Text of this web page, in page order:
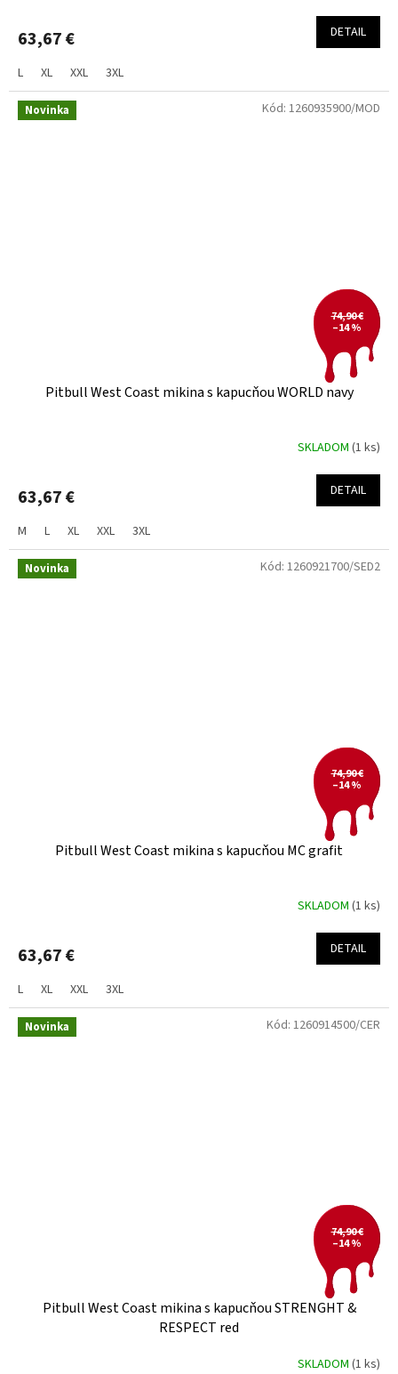
63,67 € DETAIL
L XL XXL 3XL
Novinka
74,90 €
–14 %
Pitbull West Coast mikina s kapucňou WORLD navy
SKLADOM (1 ks)
63,67 € DETAIL
M L XL XXL 3XL
Kód: 1260935900/MOD
Novinka
74,90 €
–14 %
Pitbull West Coast mikina s kapucňou MC grafit
SKLADOM (1 ks)
63,67 € DETAIL
L XL XXL 3XL
Kód: 1260921700/SED2
Novinka
74,90 €
–14 %
Pitbull West Coast mikina s kapucňou STRENGHT &
RESPECT red
SKLADOM (1 ks)
Kód: 1260914500/CER